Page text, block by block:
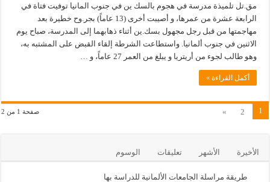
مق.تل تلميذة مدرسة في هجوم بالسك ين في جنوب المانيا توفيت فتاة في
الرابعة عشرة من عمرها، و أصيبت أخرى (13 عاماً) بجر.وح خطيرة بعد
مهاجمتها من قبل رجل مجهول بسك.ين أثناء ذهابهما إلى المدرسة، صباح يوم
الاثنين في جنوب ألمانيا. واستطاعت الشرطة إلقاء القبض على المشتبه به،
وهو طالب لجوء من أريتريا و يبلغ من العمر 27 عاماً، و …
أكمل القراءة »
صفحة 1 من 2 1
2
»
الأخيرة الأشهر تعليقات الوسوم
طريقة مراسلة الجامعات الألمانية للدراسة بها